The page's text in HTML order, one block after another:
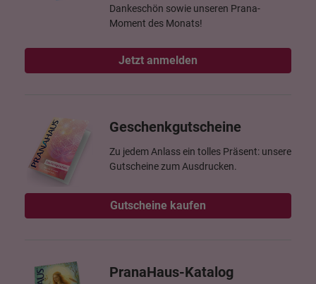
Dankeschön sowie unseren Prana-
Moment des Monats!
Jetzt anmelden
Geschenkgutscheine
Zu jedem Anlass ein tolles Präsent: unsere
Gutscheine zum Ausdrucken.
Gutscheine kaufen
PranaHaus-Katalog